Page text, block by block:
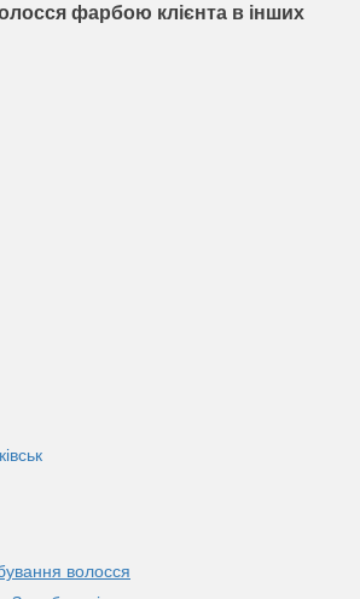
фарбою клієнта в інших
волосся